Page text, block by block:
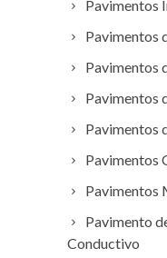
Pavimentos
Pavimentos
Pavimentos
Pavimentos
Pavimentos
Pavimentos
Pavimentos
Pavimento
Conductivo